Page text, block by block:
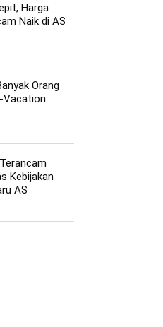
Harga
Naik di AS
Orang
Vacation
Kebijakan
AS